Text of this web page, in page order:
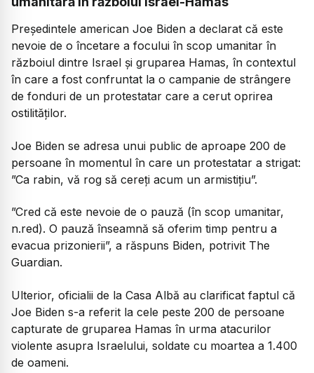
Președintele american Joe Biden a declarat că este
nevoie de o încetare a focului în scop umanitar în
războiul dintre Israel și gruparea Hamas, în contextul
în care a fost confruntat la o campanie de strângere
de fonduri de un protestatar care a cerut oprirea
ostilităților.
Joe Biden se adresa unui public de aproape 200 de
persoane în momentul în care un protestatar a strigat:
”Ca rabin, vă rog să cereți acum un armistițiu”.
”Cred că este nevoie de o pauză (în scop umanitar,
n.red). O pauză înseamnă să oferim timp pentru a
evacua prizonierii”, a răspuns Biden, potrivit The
Guardian.
Ulterior, oficialii de la Casa Albă au clarificat faptul că
Joe Biden s-a referit la cele peste 200 de persoane
capturate de gruparea Hamas în urma atacurilor
violente asupra Israelului, soldate cu moartea a 1.400
de oameni.